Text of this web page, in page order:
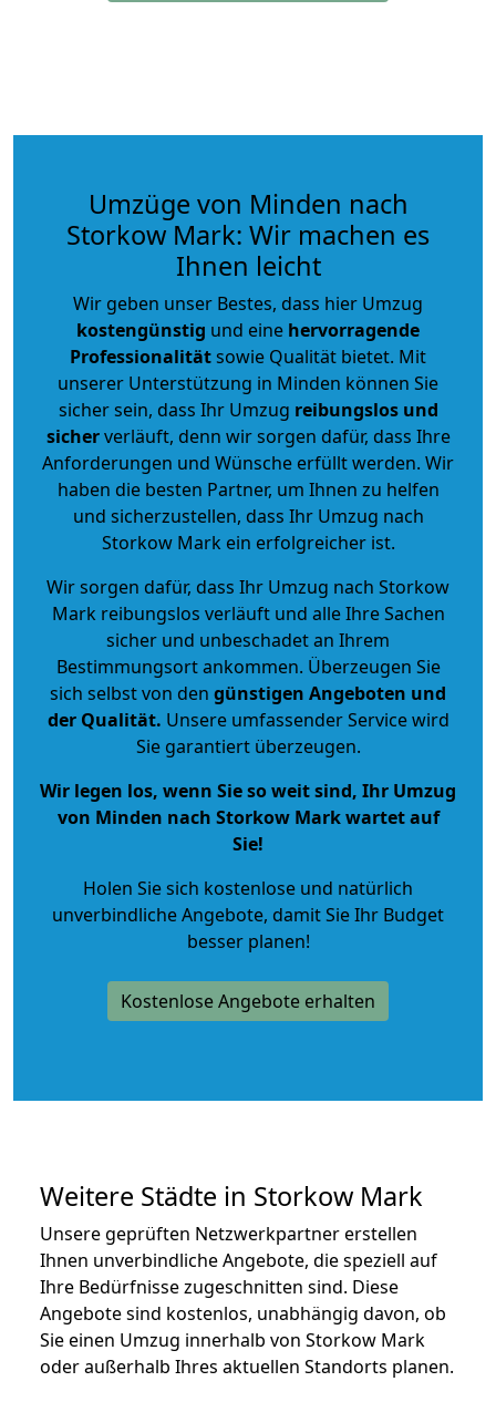
Umzüge von Minden nach
Storkow Mark: Wir machen es
Ihnen leicht
Wir geben unser Bestes, dass hier Umzug
kostengünstig und eine hervorragende
Professionalitätsowie Qualität bietet. Mit
unserer Unterstützung in Minden können Sie
sicher sein, dass Ihr Umzug reibungslos und
sicherverläuft, denn wir sorgen dafür, dass Ihre
Anforderungen und Wünsche erfüllt werden. Wir
haben die besten Partner, um Ihnen zu helfen
und sicherzustellen, dass Ihr Umzug nach
Storkow Mark ein erfolgreicher ist.
Wir sorgen dafür, dass Ihr Umzug nach Storkow
Mark reibungslos verläuft und alle Ihre Sachen
sicher und unbeschadet an Ihrem
Bestimmungsort ankommen. Überzeugen Sie
sich selbst von den günstigen Angeboten und
der Qualität. Unsere umfassender Service wird
Sie garantiert überzeugen.
Wir legen los, wenn Sie so weit sind, Ihr Umzug
von Minden nach Storkow Mark wartet auf
Sie!
Holen Sie sich kostenlose und natürlich
unverbindliche Angebote, damit Sie Ihr Budget
besser planen!
Kostenlose Angebote erhalten
Weitere Städte in Storkow Mark
Unsere geprüften Netzwerkpartner erstellen
Ihnen unverbindliche Angebote, die speziell auf
Ihre Bedürfnisse zugeschnitten sind. Diese
Angebote sind kostenlos, unabhängig davon, ob
Sie einen Umzug innerhalb von Storkow Mark
oder außerhalb Ihres aktuellen Standorts planen.